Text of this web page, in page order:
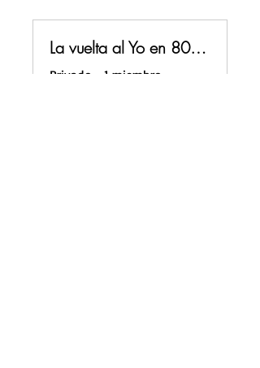
La vuelta al Yo en 80 selfies
Privado 1 miembro